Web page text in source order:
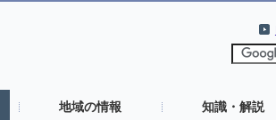
地域の情報 知識・解説